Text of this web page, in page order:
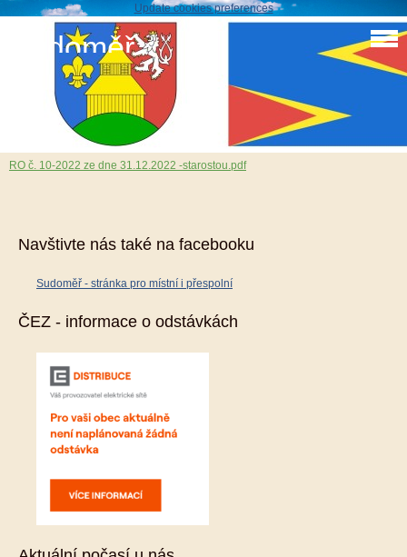
Update cookies preferences
Sudoměř
Schválené rozpočtové opatření č. 10/2022
10. 1. 2023
RO č. 10-2022 ze dne 31.12.2022 -starostou.pdf
Navštivte nás také na facebooku
Sudoměř - stránka pro místní i přespolní
ČEZ - informace o odstávkách